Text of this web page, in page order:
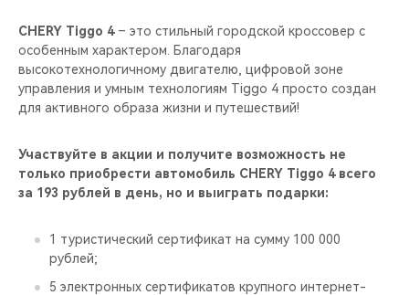
CHERY Tiggo 4– это стильный городской кроссовер с
особенным характером. Благодаря
высокотехнологичному двигателю, цифровой зоне
управления и умным технологиям Tiggo 4 просто создан
для активного образа жизни и путешествий!
Участвуйте в акции и получите возможность не
только приобрести автомобиль CHERY Tiggo 4 всего
за 193 рублей в день, но и выиграть подарки:
1 туристический сертификат на сумму 100 000
рублей;
5 электронных сертификатов крупного интернет-